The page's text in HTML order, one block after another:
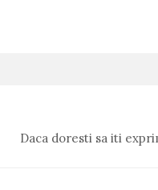
Daca doresti sa iti